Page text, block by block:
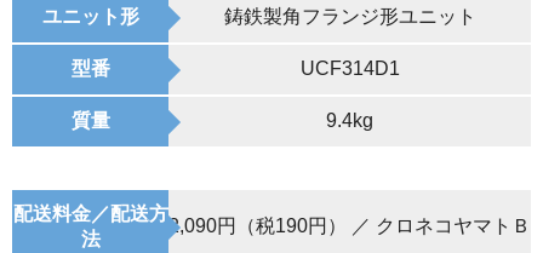
ユニット形 鋳鉄製角フランジ形ユニット
型番 UCF314D1
質量 9.4kg
配送料金／配送方
法
2,090円（税190円） ／ クロネコヤマトＢ